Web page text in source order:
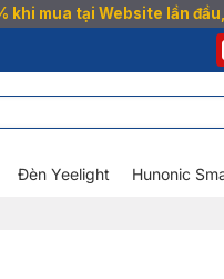
khi mua tại Website lần
Đèn Yeelight Hunonic